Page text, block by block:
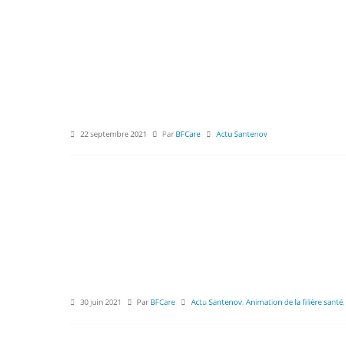
22 septembre 2021 Par BFCare Actu Santenov
30 juin 2021 Par BFCare Actu Santenov,Animation de la filière santé,